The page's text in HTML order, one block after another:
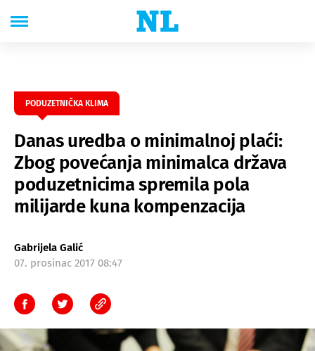
PODUZETNIČKA KLIMA
Danas uredba o minimalnoj plaći:
Zbog povećanja minimalca država
poduzetnicima spremila pola
milijarde kuna kompenzacija
Gabrijela Galić
07. prosinac 2017 08:47